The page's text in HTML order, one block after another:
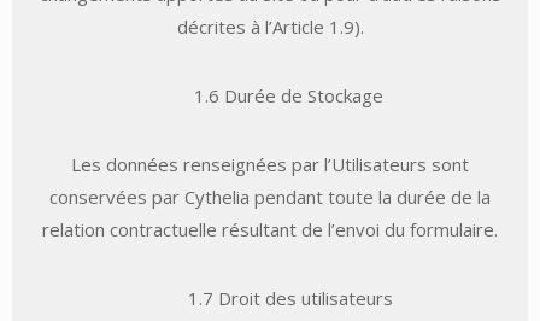
décrites à l’Article 1.9).
1.6 Durée de Stockage
Les données renseignées par l’Utilisateurs sont
conservées par Cythelia pendant toute la durée de la
relation contractuelle résultant de l’envoi du formulaire.
1.7 Droit des utilisateurs